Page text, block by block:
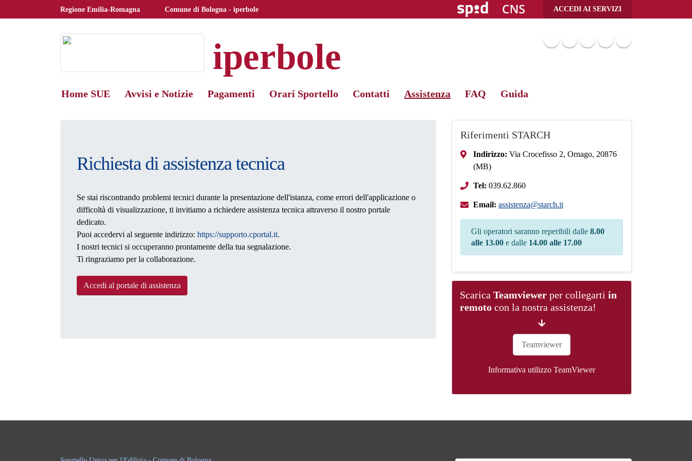
Skip to main contentRegione Emilia-Romagna Comune di Bologna - iperbole ACCEDI AI SERVIZI
iperbole
Home SUE Avvisi e Notizie Pagamenti Orari Sportello Contatti Assistenza FAQ Guida
Richiesta di assistenza tecnica
Se stai riscontrando problemi tecnici durante la presentazione dell'istanza, come errori dell'applicazione o
difficoltà di visualizzazione, ti invitiamo a richiedere assistenza tecnica attraverso il nostro portale
dedicato.
Puoi accedervi al seguente indirizzo: https://supporto.cportal.it.
I nostri tecnici si occuperanno prontamente della tua segnalazione.
Ti ringraziamo per la collaborazione.
Accedi al portale di assistenza
Riferimenti STARCH
Indirizzo: Via Crocefisso 2, Ornago, 20876
(MB)
Tel: 039.62.860
Email: assistenza@starch.it
Gli operatori saranno reperibili dalle 8.00
alle 13.00 e dalle 14.00 alle 17.00
Scarica Teamviewer per collegarti in
remoto con la nostra assistenza!
Teamviewer
Informativa utilizzo TeamViewer